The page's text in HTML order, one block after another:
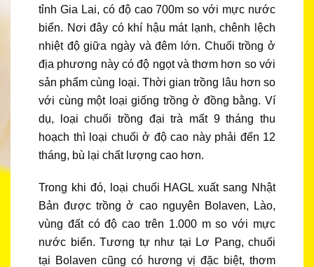
tỉnh Gia Lai, có độ cao 700m so với mực nước
biển. Nơi đây có khí hậu mát lạnh, chênh lệch
nhiệt độ giữa ngày và đêm lớn. Chuối trồng ở
địa phương này có độ ngọt và thơm hơn so với
sản phẩm cùng loại. Thời gian trồng lâu hơn so
với cùng một loại giống trồng ở đồng bằng. Ví
dụ, loại chuối trồng đại trà mất 9 tháng thu
hoạch thì loại chuối ở độ cao này phải đến 12
tháng, bù lại chất lượng cao hơn.
Trong khi đó, loại chuối HAGL xuất sang Nhật
Bản được trồng ở cao nguyên Bolaven, Lào,
vùng đất có độ cao trên 1.000 m so với mực
nước biển. Tương tự như tại Lơ Pang, chuối
tại Bolaven cũng có hương vị đặc biệt, thơm